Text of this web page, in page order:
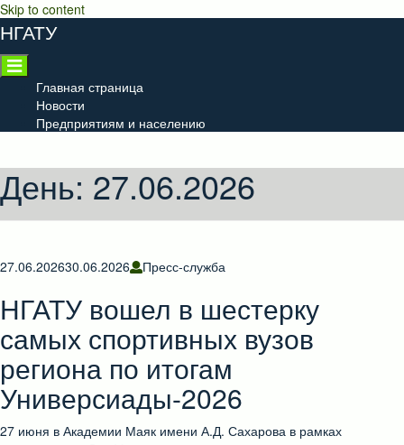
Skip to content
НГАТУ
Главная страница
Новости
Предприятиям и населению
День: 27.06.2026
27.06.202630.06.2026 Пресс-служба
НГАТУ вошел в шестерку
самых спортивных вузов
региона по итогам
Универсиады-2026
27 июня в Академии Маяк имени А.Д. Сахарова в рамках